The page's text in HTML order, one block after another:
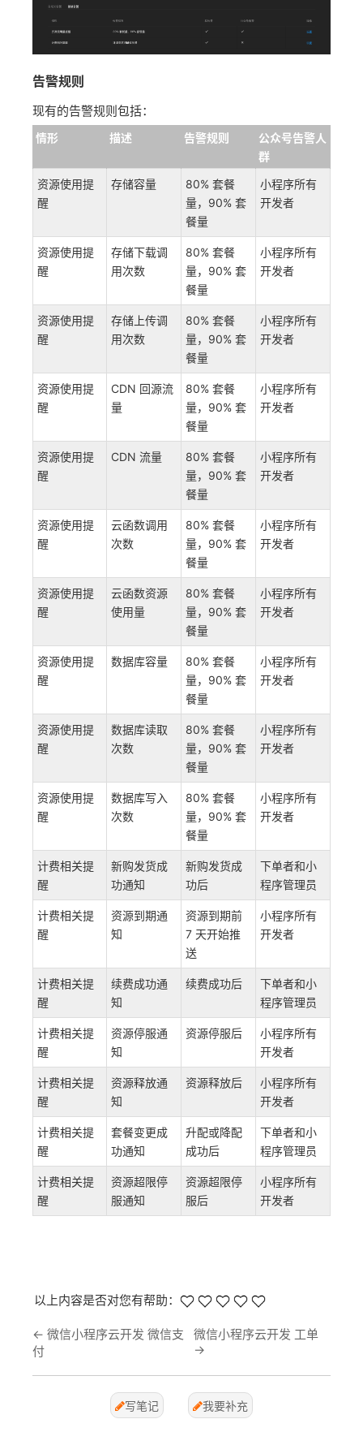
告警规则
现有的告警规则包括：
情形 描述 告警规则
公众号告警人
群
资源使用提
醒
存储容量
80% 套餐
量，90% 套
餐量
小程序所有
开发者
资源使用提
醒
存储下载调
用次数
80% 套餐
量，90% 套
餐量
小程序所有
开发者
资源使用提
醒
存储上传调
用次数
80% 套餐
量，90% 套
餐量
小程序所有
开发者
资源使用提
醒
CDN 回源流
量
80% 套餐
量，90% 套
餐量
小程序所有
开发者
资源使用提
醒
CDN 流量
80% 套餐
量，90% 套
餐量
小程序所有
开发者
资源使用提
醒
云函数调用
次数
80% 套餐
量，90% 套
餐量
小程序所有
开发者
资源使用提
醒
云函数资源
使用量
80% 套餐
量，90% 套
餐量
小程序所有
开发者
资源使用提
醒
数据库容量
80% 套餐
量，90% 套
餐量
小程序所有
开发者
资源使用提
醒
数据库读取
次数
80% 套餐
量，90% 套
餐量
小程序所有
开发者
资源使用提
醒
数据库写入
次数
80% 套餐
量，90% 套
餐量
小程序所有
开发者
计费相关提
醒
新购发货成
功通知
新购发货成
功后
下单者和小
程序管理员
计费相关提
醒
资源到期通
知
资源到期前
7 天开始推
送
小程序所有
开发者
计费相关提
醒
续费成功通
知
续费成功后
下单者和小
程序管理员
计费相关提
醒
资源停服通
知
资源停服后
小程序所有
开发者
计费相关提
醒
资源释放通
知
资源释放后
小程序所有
开发者
计费相关提
醒
套餐变更成
功通知
升配或降配
成功后
下单者和小
程序管理员
计费相关提
醒
资源超限停
服通知
资源超限停
服后
小程序所有
开发者
以上内容是否对您有帮助：
← 微信小程序云开发 微信支
付
微信小程序云开发 工单
→
写笔记 我要补充